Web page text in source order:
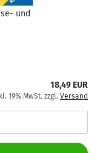
und
18,49 EUR
19% MwSt. zzgl. Versand